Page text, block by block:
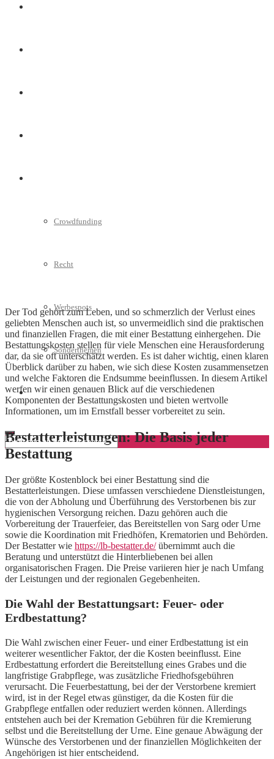
Crowdfunding
Recht
Werbespots
Sonderthemen
Geschäftskonto eröffnen
Der Tod gehört zum Leben, und so schmerzlich der Verlust eines
geliebten Menschen auch ist, so unvermeidlich sind die praktischen
und finanziellen Fragen, die mit einer Bestattung einhergehen. Die
Bestattungskosten stellen für viele Menschen eine Herausforderung
dar, da sie oft unterschätzt werden. Es ist daher wichtig, einen klaren
Überblick darüber zu haben, wie sich diese Kosten zusammensetzen
und welche Faktoren die Endsumme beeinflussen. In diesem Artikel
werfen wir einen genauen Blick auf die verschiedenen
Komponenten der Bestattungskosten und bieten wertvolle
Informationen, um im Ernstfall besser vorbereitet zu sein.
Bestatterleistungen: Die Basis jeder
Bestattung
Der größte Kostenblock bei einer Bestattung sind die
Bestatterleistungen. Diese umfassen verschiedene Dienstleistungen,
die von der Abholung und Überführung des Verstorbenen bis zur
hygienischen Versorgung reichen. Dazu gehören auch die
Vorbereitung der Trauerfeier, das Bereitstellen von Sarg oder Urne
sowie die Koordination mit Friedhöfen, Krematorien und Behörden.
Der Bestatter wie https://lb-bestatter.de/übernimmt auch die
Beratung und unterstützt die Hinterbliebenen bei allen
organisatorischen Fragen. Die Preise variieren hier je nach Umfang
der Leistungen und der regionalen Gegebenheiten.
Die Wahl der Bestattungsart: Feuer- oder
Erdbestattung?
Die Wahl zwischen einer Feuer- und einer Erdbestattung ist ein
weiterer wesentlicher Faktor, der die Kosten beeinflusst. Eine
Erdbestattung erfordert die Bereitstellung eines Grabes und die
langfristige Grabpflege, was zusätzliche Friedhofsgebühren
verursacht. Die Feuerbestattung, bei der der Verstorbene kremiert
wird, ist in der Regel etwas günstiger, da die Kosten für die
Grabpflege entfallen oder reduziert werden können. Allerdings
entstehen auch bei der Kremation Gebühren für die Kremierung
selbst und die Bereitstellung der Urne. Eine genaue Abwägung der
Wünsche des Verstorbenen und der finanziellen Möglichkeiten der
Angehörigen ist hier entscheidend.